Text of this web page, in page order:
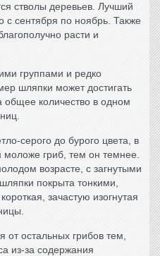
стволы деревьев. Лучший
с сентября по ноябрь. Также
расти и
группами и редко
шляпки может достигать
общее количество в одном
серого до бурого цвета, в
моложе гриб, тем он темнее.
возрасте, с загнутыми
покрыта тонкими,
зачастую изогнутая
от остальных грибов тем,
из-за содержания